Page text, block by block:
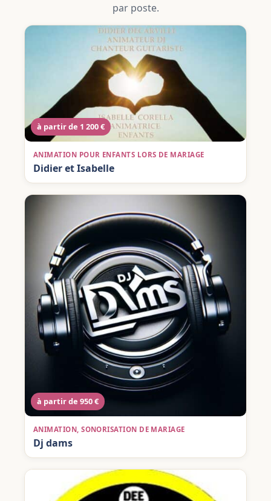
par poste.
à partir de 1 200 €
ANIMATION POUR ENFANTS LORS DE MARIAGE
Didier et Isabelle
à partir de 950 €
ANIMATION, SONORISATION DE MARIAGE
Dj dams